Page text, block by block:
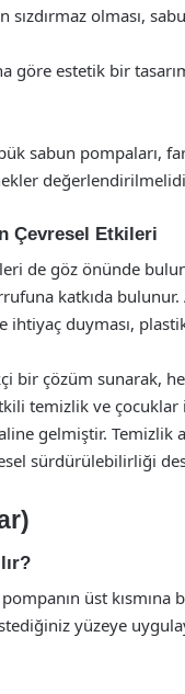
olması,
göre estetik bir
sabun pompaları,
Çevresel Etkileri
de göz önünde
katkıda
duyması, plastik
bir çözüm sunarak,
temizlik ve
gelmiştir. Temizlik
sürdürülebilirliği
üst
yüzeye